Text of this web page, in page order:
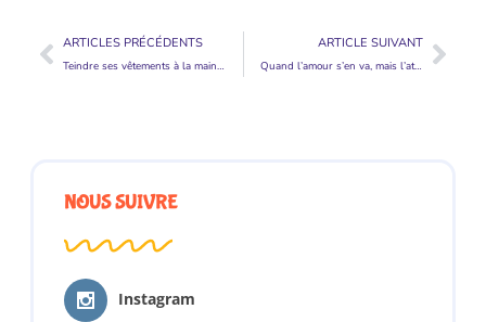
ARTICLES PRÉCÉDENTS
Teindre ses vêtements à la main : révélez votre style unique et masculin
ARTICLE SUIVANT
Quand l’amour s’en va, mais l’attachement reste : que faire ?
NOUS SUIVRE
Instagram